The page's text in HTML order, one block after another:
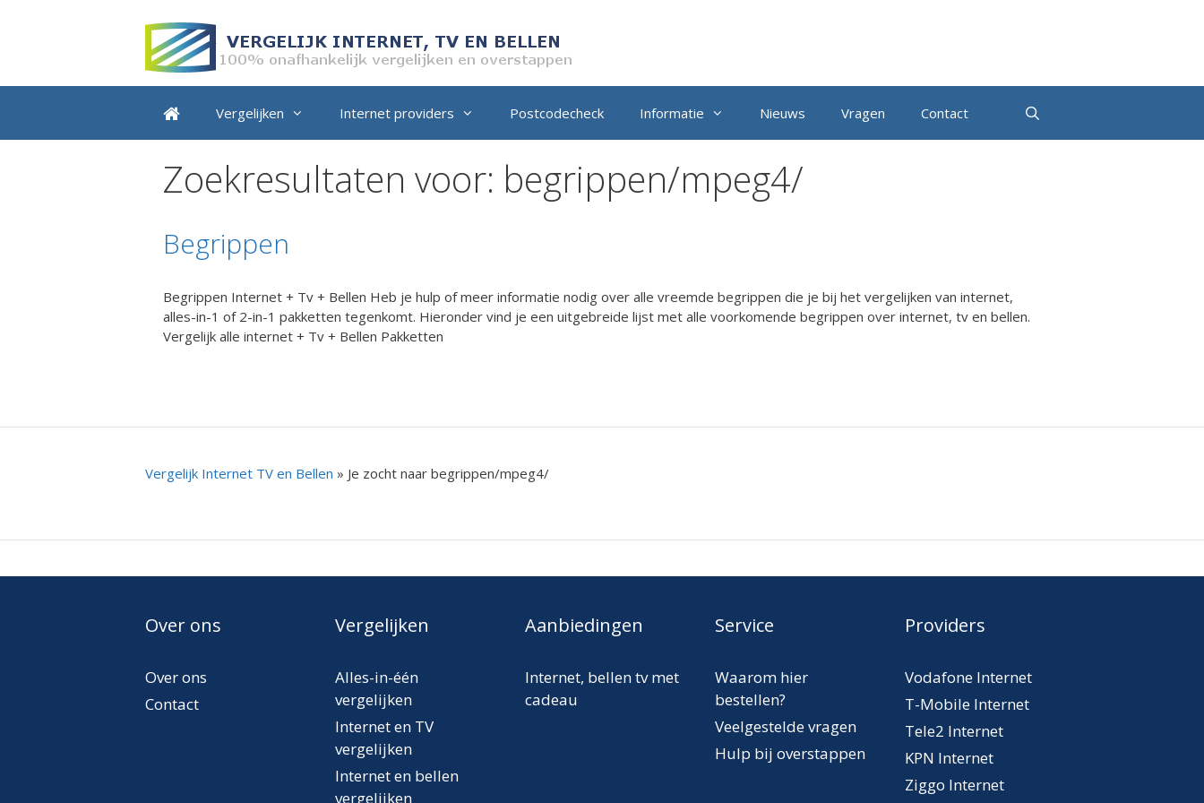
Vergelijken Internet providers Postcodecheck Informatie Nieuws Vragen Contact
Zoekresultaten voor: begrippen/mpeg4/
Begrippen
Begrippen Internet + Tv + Bellen Heb je hulp of meer informatie nodig over alle vreemde begrippen die je bij het vergelijken van internet,
alles-in-1 of 2-in-1 pakketten tegenkomt. Hieronder vind je een uitgebreide lijst met alle voorkomende begrippen over internet, tv en bellen.
Vergelijk alle internet + Tv + Bellen Pakketten
Vergelijk Internet TV en Bellen » Je zocht naar begrippen/mpeg4/
Over ons
Over ons
Contact
Vergelijken
Alles-in-één
vergelijken
Internet en TV
vergelijken
Internet en bellen
vergelijken
Aanbiedingen
Internet, bellen tv met
cadeau
Service
Waarom hier
bestellen?
Veelgestelde vragen
Hulp bij overstappen
Providers
Vodafone Internet
T-Mobile Internet
Tele2 Internet
KPN Internet
Ziggo Internet